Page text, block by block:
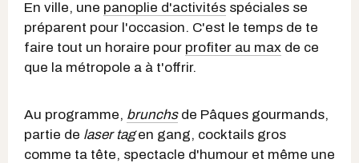
En ville, une panoplie d'activités spéciales se
préparent pour l'occasion. C'est le temps de te
faire tout un horaire pour profiter au max de ce
que la métropole a à t'offrir.
Au programme, brunchsde Pâques gourmands,
partie de laser tagen gang, cocktails gros
comme ta tête, spectacle d'humour et même une